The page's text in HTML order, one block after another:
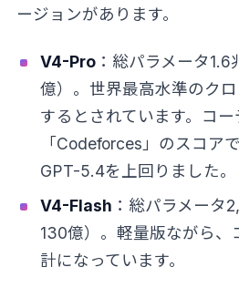
ージョンがあります。
V4-Pro ：総パラメータ
億）。世界最高水準のク
するとされています。コ
「Codeforces」のスコア
GPT-5.4を上回りました。
V4-Flash ：総パラメータ
130億）。軽量版ながら、
計になっています。